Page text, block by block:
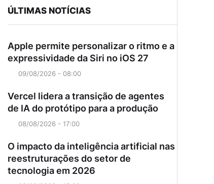
ÚLTIMAS NOTÍCIAS
Apple permite personalizar o ritmo e a
expressividade da Siri no iOS 27
09/08/2026 - 08:00
Vercel lidera a transição de agentes
de IA do protótipo para a produção
08/08/2026 - 17:00
O impacto da inteligência artificial nas
reestruturações do setor de
tecnologia em 2026